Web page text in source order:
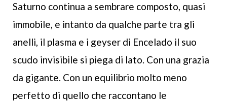
Saturno continua a sembrare composto, quasi
immobile, e intanto da qualche parte tra gli
anelli, il plasma e i geyser di Encelado il suo
scudo invisibile si piega di lato. Con una grazia
da gigante. Con un equilibrio molto meno
perfetto di quello che raccontano le